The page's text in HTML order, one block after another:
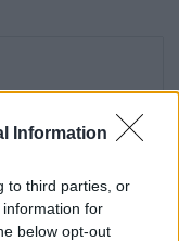
Information
to third parties, or
for
below opt-out